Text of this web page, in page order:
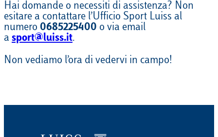
Hai domande o necessiti di assistenza? Non
esitare a contattare l’Ufficio Sport Luiss al
numero 0685225400 o via email
a sport@luiss.it.
Non vediamo l’ora di vedervi in campo!